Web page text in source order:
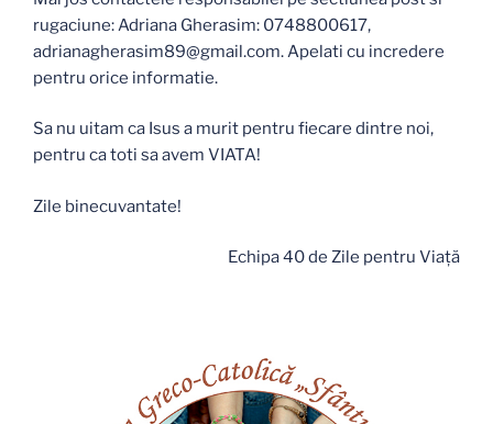
rugaciune: Adriana Gherasim: 0748800617,
adrianagherasim89@gmail.com. Apelati cu incredere
pentru orice informatie.
Sa nu uitam ca Isus a murit pentru fiecare dintre noi,
pentru ca toti sa avem VIATA!
Zile binecuvantate!
Echipa 40 de Zile pentru Viaţă